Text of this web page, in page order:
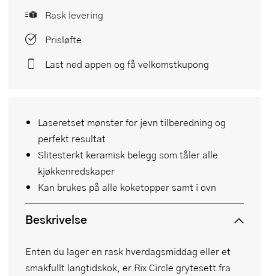
Laseretset mønster for jevn tilberedning og
perfekt resultat
Slitesterkt keramisk belegg som tåler alle
kjøkkenredskaper
Kan brukes på alle koketopper samt i ovn
Beskrivelse
Enten du lager en rask hverdagsmiddag eller et
smakfullt langtidskok, er Rix Circle grytesett fra
Rask levering
Prisløfte
Last ned appen og få velkomstkupong